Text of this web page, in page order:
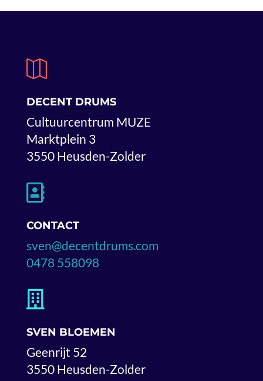

DECENT DRUMS
Cultuurcentrum MUZE
Marktplein 3
3550 Heusden-Zolder

CONTACT
sven@decentdrums.com
0478 558098

SVEN BLOEMEN
Geenrijt 52
3550 Heusden-Zolder